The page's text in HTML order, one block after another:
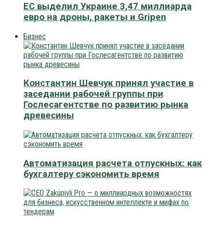
ЕС выделил Украине 3,47 миллиарда
евро на дроны, ракеты и Gripen
Бизнес
Константин Шевчук принял участие в
заседании рабочей группы при
Гослесагентстве по развитию рынка
древесины
Автоматизация расчета отпускных: как
бухгалтеру сэкономить время